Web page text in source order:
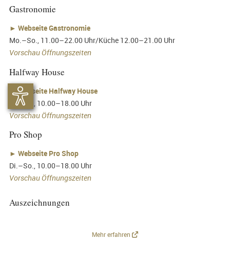
Gastronomie
► Webseite Gastronomie
Mo.–So., 11.00–22.00 Uhr/Küche 12.00–21.00 Uhr
Vorschau Öffnungszeiten
Halfway House
►Webseite Halfway House
Di.–So., 10.00–18.00 Uhr
Vorschau Öffnungszeiten
Pro Shop
► Webseite Pro Shop
Di.–So., 10.00–18.00 Uhr
Vorschau Öffnungszeiten
Auszeichnungen
Mehr erfahren